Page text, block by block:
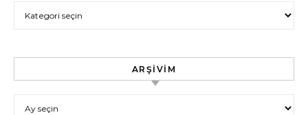
ARŞIVIM